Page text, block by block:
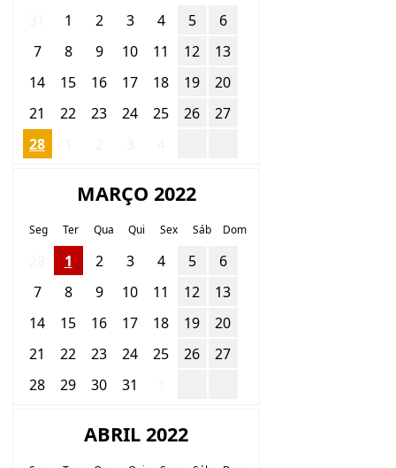
1 2 3 4 5
6
7
8 9 10 11 12
13
14
15 16 17 18 19
20
21
22 23 24 25 26
27
28
MARÇO 2022
Seg Ter Qua Qui Sex Sáb Dom
1 2 3 4 5
6
7
8 9 10 11 12
13
14
15 16 17 18 19
20
21
22 23 24 25 26
27
28
29 30 31
ABRIL 2022